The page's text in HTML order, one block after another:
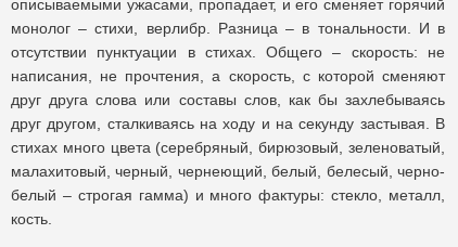
описываемыми ужасами, пропадает, и его сменяет горячий
монолог – стихи, верлибр. Разница – в тональности. И в
отсутствии пунктуации в стихах. Общего – скорость: не
написания, не прочтения, а скорость, с которой сменяют
друг друга слова или составы слов, как бы захлебываясь
друг другом, сталкиваясь на ходу и на секунду застывая. В
стихах много цвета (серебряный, бирюзовый, зеленоватый,
малахитовый, черный, чернеющий, белый, белесый, черно-
белый – строгая гамма) и много фактуры: стекло, металл,
кость.